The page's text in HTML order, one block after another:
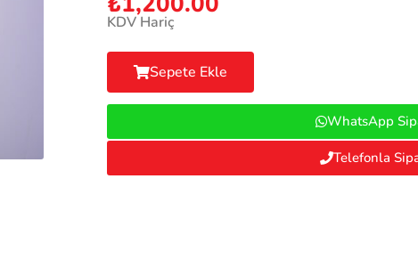
KDV Hariç
Sepete Ekle
WhatsApp
Telefonla